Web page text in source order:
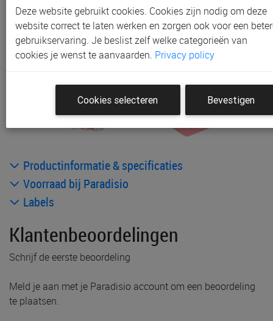
Gratis (na bestelling) af te halen in onzewinkelte
Aalst, Gent en Sint-Niklaas
Gratis verzending vanaf € 80 *
Productinformatie & specificaties
Voorraad bij Paradisio
Labels
Klantenbeoordelingen
Schrijf de eerste beoordeling
Meld je aan met je Paradisio account om een beoordeling
te plaatsen.
Deze website gebruikt cookies. Cookies zijn nodig om deze
website correct te laten werken en zorgen ook voor een
gebruikservaring. Je beslist zelf welke categorieën van
cookies je wenst te aanvaarden. Privacy policy
Cookies selecteren Bevestigen